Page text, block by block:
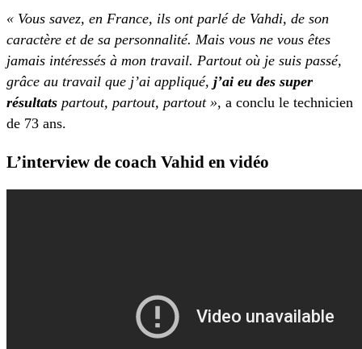
« Vous savez, en France, ils ont parlé de Vahdi, de son
caractère et de sa personnalité. Mais vous ne vous êtes
jamais intéressés à mon travail. Partout où je suis passé,
grâce au travail que j’ai appliqué, j’ai eu des super
résultats partout, partout, partout », a conclu le technicien
de 73 ans.
L’interview de coach Vahid en vidéo